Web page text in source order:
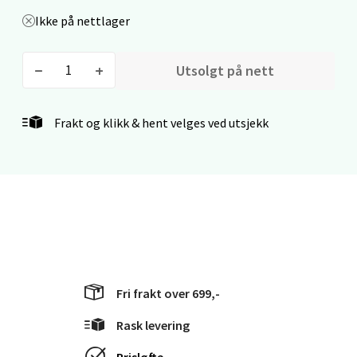
Ikke på nettlager
Utsolgt på nett
Frakt og klikk & hent velges ved utsjekk
Fri frakt over 699,-
Rask levering
Åpent i dag 10-21